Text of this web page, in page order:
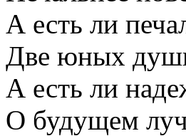
А есть ли
Две юных
А есть ли
О будущем